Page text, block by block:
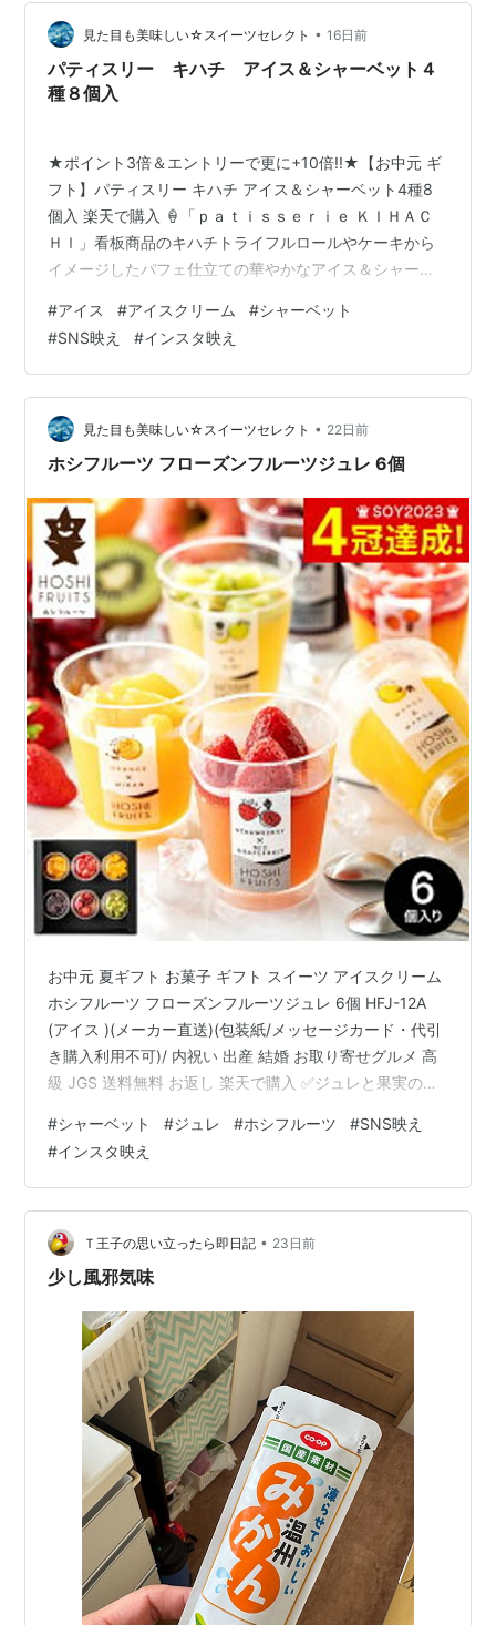
見た目も美味しい☆スイーツセレクト • 16日前
パティスリー キハチ アイス＆シャーベット４
種８個入
★ポイント3倍＆エントリーで更に+10倍!!★【お中元 ギ
フト】パティスリー キハチ アイス＆シャーベット4種8
個入 楽天で購入 🍦「ｐａｔｉｓｓｅｒｉｅ ＫＩＨＡＣ
ＨＩ」看板商品のキハチトライフルロールやケーキから
イメージしたパフェ仕立ての華やかなアイス＆シャーベ
ョート・モンブラン・オレンジマンゴー
#アイス #アイスクリーム #シャーベット
#SNS映え #インスタ映え
見た目も美味しい☆スイーツセレクト • 22日前
ホシフルーツ フローズンフルーツジュレ 6個
お中元 夏ギフト お菓子 ギフト スイーツ アイスクリーム
ホシフルーツ フローズンフルーツジュレ 6個 HFJ-12A
(アイス )(メーカー直送)(包装紙/メッセージカード・代引
き購入利用不可)/ 内祝い 出産 結婚 お取り寄せグルメ 高
級 JGS 送料無料 お返し 楽天で購入 ✅ジュレと果実の新
ルーツのみずみずしさをそのままに冷凍させたフローズ
ンフルーツをトッピング ✓冷凍庫から出してすぐはシャ
リッ、溶けるとジュレのつるんと食感 ✓甘さも肉厚もた
っぷりの厳選フルーツを使用 ✓甘酸っぱい風味が繊細に
香り立つ洗練の味わい ✓ジュレには完熟果…
#シャーベット #ジュレ #ホシフルーツ #SNS映え
#インスタ映え
Ｔ王子の思い立ったら即日記 • 23日前
少し風邪気味